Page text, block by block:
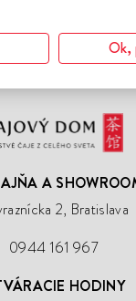
A
2, Bratislava
0944 161 967
HODINY
Ok,